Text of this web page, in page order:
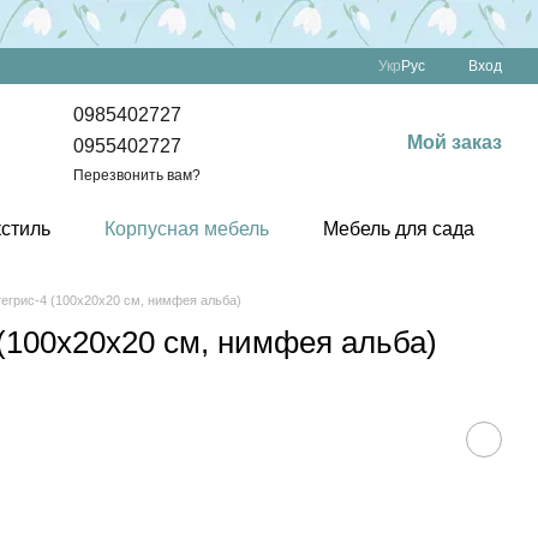
Укр Рус Вход
0985402727
0955402727
Перезвонить вам?
Мой заказ
Корпусная мебель Мебель для сада
4 (100х20х20 см, нимфея альба)
см, нимфея альба)